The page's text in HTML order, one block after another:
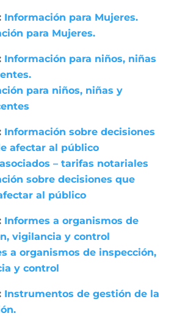
Información para Mujeres.
para Mujeres.
Información para niños, niñas
para niños, niñas y
Información sobre decisiones
afectar al público
– tarifas notariales
sobre decisiones que
al público
Informes a organismos de
vigilancia y control
a organismos de inspección,
y control
Instrumentos de gestión de la